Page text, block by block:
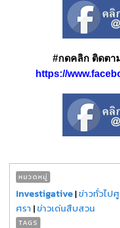
#กดคลิก ติดตา
https://
หมวดหมู่
Investigative|ข่าวทั่วไป
ศรา |ข่าวเด่นสืบสวน
TAGS